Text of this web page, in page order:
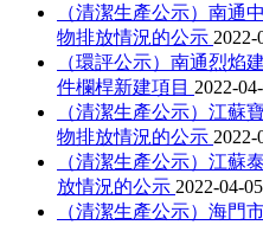
（清潔生產公示）南通
物排放情況的公示 2022-
（環評公示）南通烈焰
件欄桿新建項目 2022-
（清潔生產公示）江蘇
物排放情況的公示 2022-
（清潔生產公示）江蘇
放情況的公示 2022-04-05
（清潔生產公示）海門